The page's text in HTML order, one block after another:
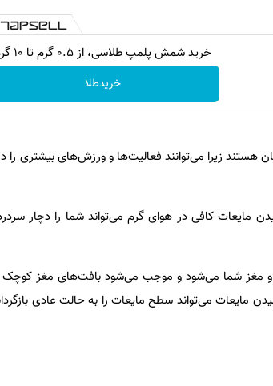
خرید شمش پلمپ طلاسی، از ۰.۵ گرم تا ۱۰ گرم
خریدطلا
هستند زیرا می‌توانند فعالیت‌ها و ورزش‌های بیشتری را
مایعات کافی در هوای گرم می‌تواند شما را دچار
مغز شما می‌شود و موجب می‌شود بافت‌های مغز کوچک
می‌تواند سطح مایعات را به حالت عادی